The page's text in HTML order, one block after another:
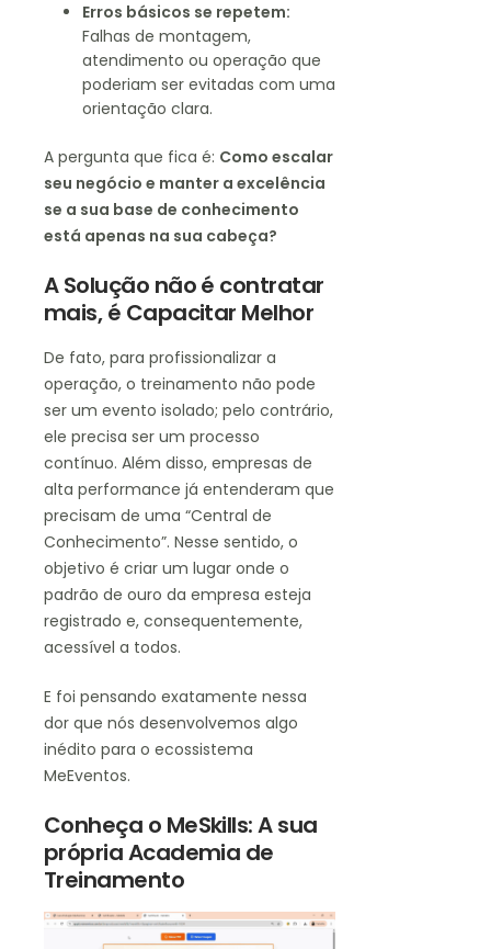
Erros básicos se repetem:
Falhas de montagem,
atendimento ou operação que
poderiam ser evitadas com uma
orientação clara.
A pergunta que fica é: Como escalar
seu negócio e manter a excelência
se a sua base de conhecimento
está apenas na sua cabeça?
A Solução não é contratar
mais, é Capacitar Melhor
De fato, para profissionalizar a
operação, o treinamento não pode
ser um evento isolado; pelo contrário,
ele precisa ser um processo
contínuo. Além disso, empresas de
alta performance já entenderam que
precisam de uma “Central de
Conhecimento”. Nesse sentido, o
objetivo é criar um lugar onde o
padrão de ouro da empresa esteja
registrado e, consequentemente,
acessível a todos.
E foi pensando exatamente nessa
dor que nós desenvolvemos algo
inédito para o ecossistema
MeEventos.
Conheça o MeSkills: A sua
própria Academia de
Treinamento